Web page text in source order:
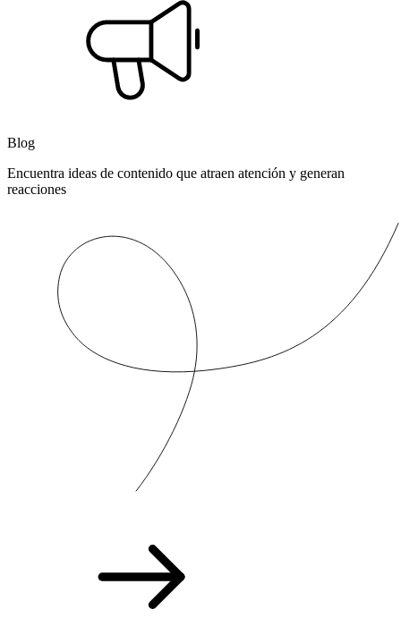
Blog
Encuentra ideas de contenido que atraen atención y generan
reacciones